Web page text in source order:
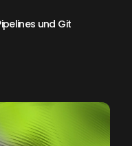
und Git